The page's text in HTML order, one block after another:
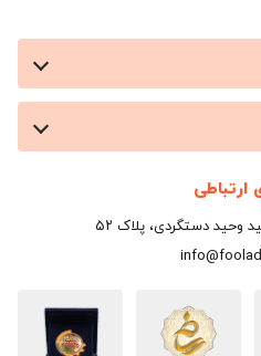
ارتباطی
وحید دستگردی، پلاک ۵۲